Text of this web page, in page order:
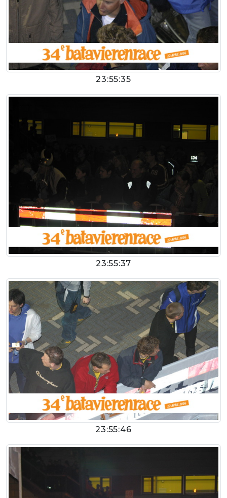
23:55:35
23:55:37
23:55:46